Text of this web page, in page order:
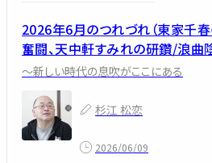
2026年6月のつれづれ（東家千
奮闘、天中軒すみれの研鑽/浪曲
～新しい時代の息吹がここにある
杉江 松恋
2026/06/09